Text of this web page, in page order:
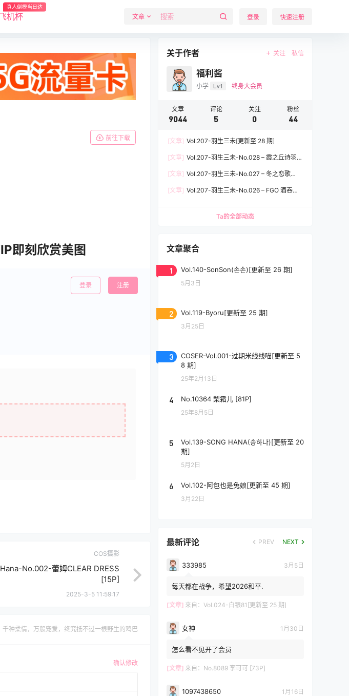
机杯
真人倒模当日达
文章 登录 快速注册
前往下载
即刻欣赏美图
登录 注册
COS摄影
No.002-蕾姆CLEAR DRESS
[15P]
2025-3-5 11:59:17
千种柔情，万般宠爱，终究抵不过一根野生的鸡巴
确认修改
关于作者 关注 私信
福利酱
小学 Lv1 终身大会员
文章
9044
评论
5
关注
0
粉丝
44
[文章] Vol.207-羽生三未[更新至 28 期]
[文章] Vol.207-羽生三未-No.028 – 霞之丘诗羽兔
[文章] Vol.207-羽生三未-No.027 – 冬之恋歌
[文章] Vol.207-羽生三未-No.026 – FGO 酒吞童
Ta的全部动态
文章聚合
1 Vol.140-SonSon(손손)[更新至 26 期]
5月3日
2 Vol.119-Byoru[更新至 25 期]
3月25日
3
COSER-Vol.001-过期米线线喵[更新至 5
8 期]
25年2月13日
4 No.10364 梨霜儿 [81P]
25年8月5日
5
Vol.139-SONG HANA(송하나)[更新至 20
期]
5月2日
6 Vol.102-阿包也是兔娘[更新至 45 期]
3月22日
最新评论 PREV NEXT
333985 3月5日
每天都在战争，希望2026和平.
[文章] 来自： Vol.024-白银81[更新至 25 期]
女神 1月30日
怎么看不见开了会员
[文章] 来自： No.8089 李可可 [73P]
1097438650 1月16日